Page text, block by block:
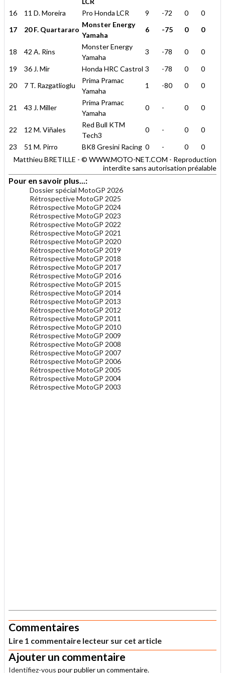
16
11 D. Moreira Pro Honda LCR 9 -72 0
0
17
20 F. Quartararo
Monster Energy
Yamaha
6 -75 0 0
18 42 A. Rins
Monster Energy
Yamaha
3 -78 0
0
19
36 J. Mir Honda HRC Castrol 3 -78 0
0
20
7 T. Razgatlioglu
Prima Pramac
Yamaha
1 -80 0 0
21 43 J. Miller
Prima Pramac
Yamaha
0 - 0 0
22 12 M. Viñales
Red Bull KTM
Tech3
0 - 0
0
23
51 M. Pirro BK8 Gresini Racing 0 - 0
0
Matthieu BRETILLE - © WWW.MOTO-NET.COM - Reproduction
interdite sans autorisation préalable
Pour en savoir plus...:
Dossier spécial MotoGP 2026
Rétrospective MotoGP 2025
Rétrospective MotoGP 2024
Rétrospective MotoGP 2023
Rétrospective MotoGP 2022
Rétrospective MotoGP 2021
Rétrospective MotoGP 2020
Rétrospective MotoGP 2019
Rétrospective MotoGP 2018
Rétrospective MotoGP 2017
Rétrospective MotoGP 2016
Rétrospective MotoGP 2015
Rétrospective MotoGP 2014
Rétrospective MotoGP 2013
Rétrospective MotoGP 2012
Rétrospective MotoGP 2011
Rétrospective MotoGP 2010
Rétrospective MotoGP 2009
Rétrospective MotoGP 2008
Rétrospective MotoGP 2007
Rétrospective MotoGP 2006
Rétrospective MotoGP 2005
Rétrospective MotoGP 2004
Rétrospective MotoGP 2003
Commentaires
Lire 1 commentaire lecteur sur cet article
Ajouter un commentaire
Identifiez-vous pour publier un commentaire.